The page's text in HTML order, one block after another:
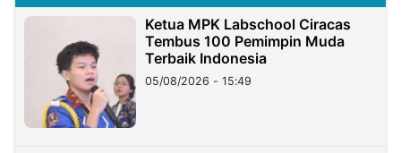
Ketua MPK Labschool Ciracas
Tembus 100 Pemimpin Muda
Terbaik Indonesia
05/08/2026 - 15:49